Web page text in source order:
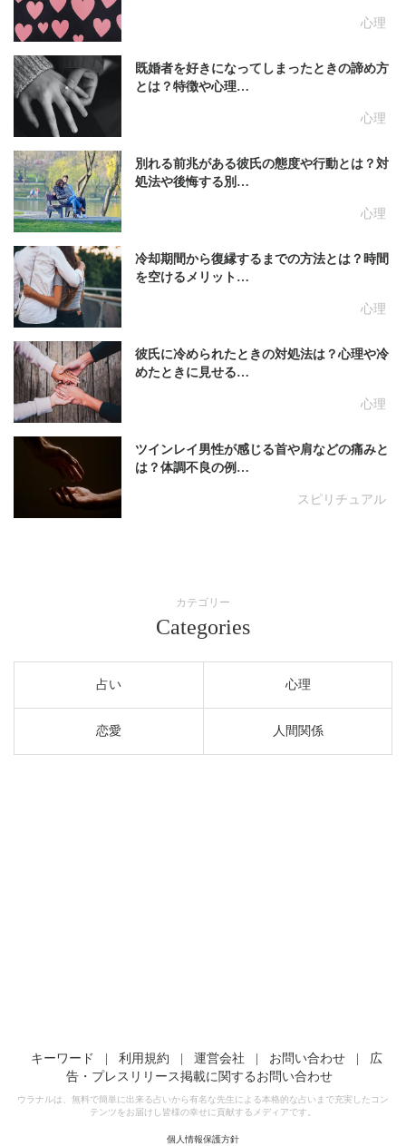
心理
心理
既婚者を好きになってしまったときの諦め方
とは？特徴や心理…
心理
別れる前兆がある彼氏の態度や行動とは？対
処法や後悔する別…
心理
冷却期間から復縁するまでの方法とは？時間
を空けるメリット…
心理
彼氏に冷められたときの対処法は？心理や冷
めたときに見せる…
スピリチュアル
ツインレイ男性が感じる首や肩などの痛みと
は？体調不良の例…
カテゴリー
Categories
占い 心理
恋愛 人間関係
キーワード | 利用規約 | 運営会社 | お問い合わせ |
広
告・プレスリリース掲載に関するお問い合わせ
ウラナルは、無料で簡単に出来る占いから有名な先生による本格的な占いまで充実したコン
テンツをお届けし皆様の幸せに貢献するメディアです。
個人情報保護方針